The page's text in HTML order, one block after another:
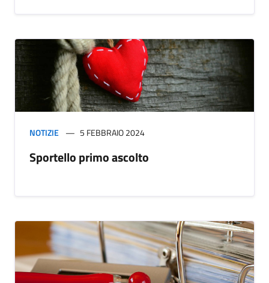
NOTIZIE 5 FEBBRAIO 2024
Sportello primo ascolto